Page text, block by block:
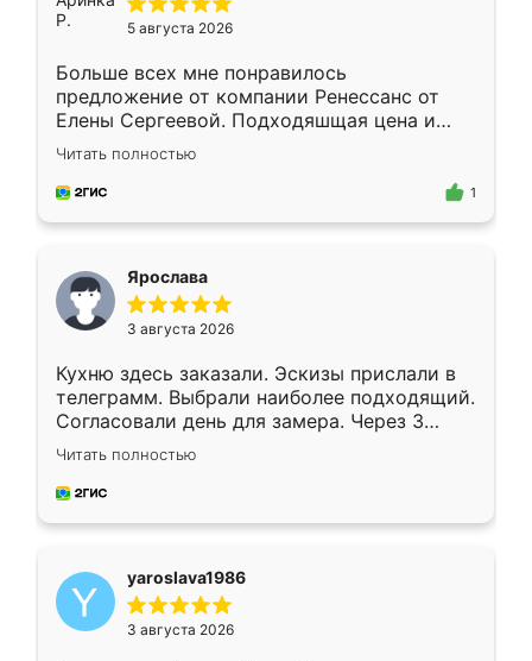
5 августа 2026
Больше всех мне понравилось
предложение от компании Ренессанс от
Елены Сергеевой. Подходяшщая цена и
короткие сроки изготовления. Приехавший
для замера сотрудник Владислав
предложил по моему эскизу самый
Читать полностью
1
Ярослава
3 августа 2026
Кухню здесь заказали. Эскизы прислали в
телеграмм. Выбрали наиболее подходящий.
Согласовали день для замера. Через 3
недели кухня была уже готова. Остались
довольны работой. Спасибо Ренессанс
мебель за качественную работу!
Читать полностью
yaroslava1986
3 августа 2026